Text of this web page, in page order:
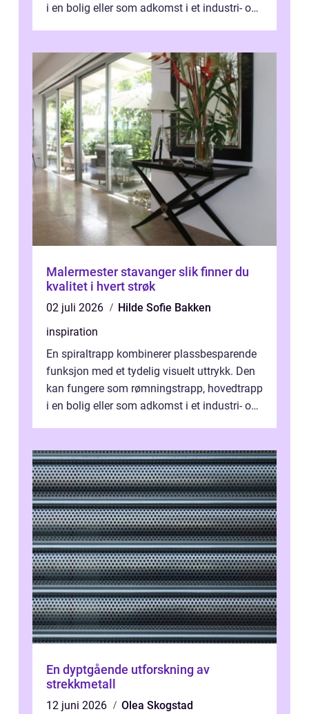
i en bolig eller som adkomst i et industri- og
Malermester stavanger slik finner du
kvalitet i hvert strøk
02 juli 2026
Hilde Sofie Bakken
inspiration
En spiraltrapp kombinerer plassbesparende
funksjon med et tydelig visuelt uttrykk. Den
kan fungere som rømningstrapp, hovedtrapp
i en bolig eller som adkomst i et industri- og
En dyptgående utforskning av
strekkmetall
12 juni 2026
Olea Skogstad